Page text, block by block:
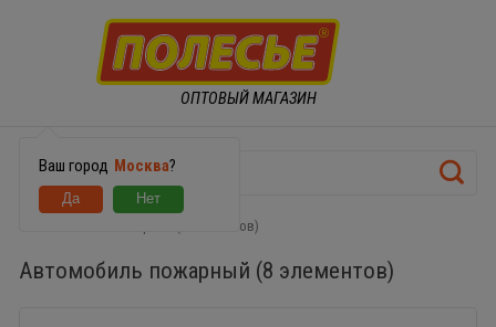
ОПТОВЫЙ МАГАЗИН
Ваш город Москва?
Автомобиль пожарный (8 элементов)
Автомобиль пожарный (8 элементов)